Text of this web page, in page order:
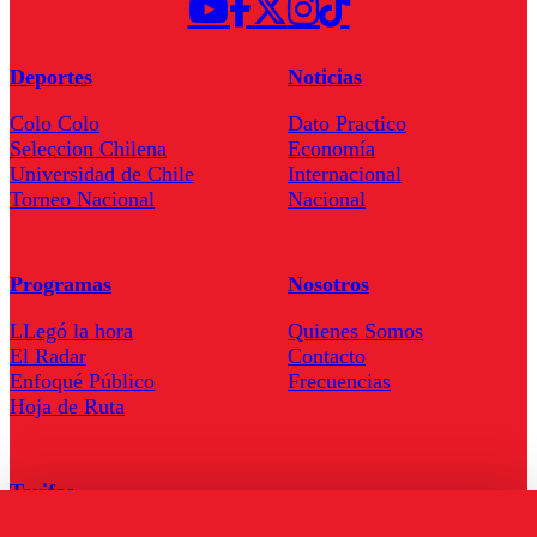
Deportes
Colo Colo
Seleccion Chilena
Universidad de Chile
Torneo Nacional
Noticias
Dato Practico
Economía
Internacional
Nacional
Programas
LLegó la hora
El Radar
Enfoqué Público
Hoja de Ruta
Nosotros
Quienes Somos
Contacto
Frecuencias
Tarifas